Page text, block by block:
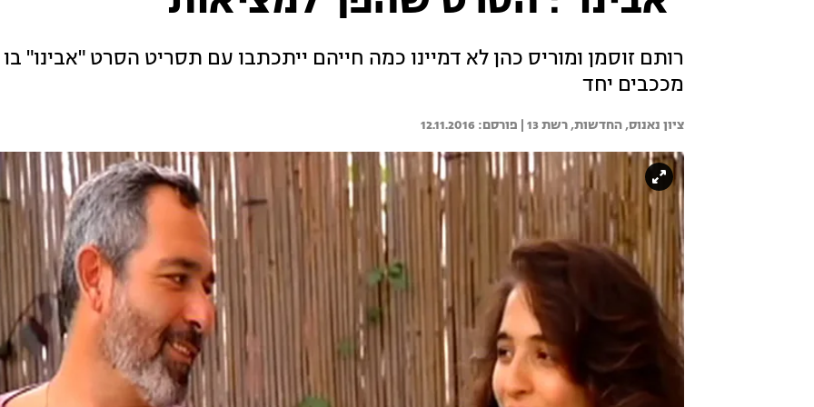
רותם זוסמן ומוריס כהן לא דמיינו כמה חייהם ייתכתבו עם תסריט הסרט "אבינו"
מככבים יחד
ציון נאנוס, החדשות, רשת 13 | 12.11.2016